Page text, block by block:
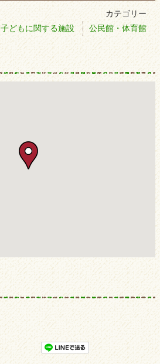
カテゴリー
子どもに関する施設 公民館・体育館